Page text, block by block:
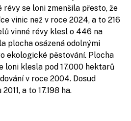
révy se loni zmenšila přesto, že
vinic než v roce 2024, a to 216
vinné révy klesl o 446 na
plocha osázená odolnými
ekologické pěstování. Plocha
loni klesla pod 17.000 hektarů
v roce 2004. Dosud
a to 17.198 ha.